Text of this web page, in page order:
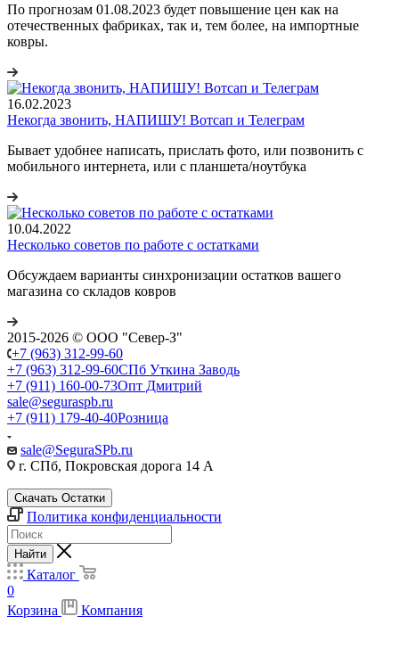
По прогнозам 01.08.2023 будет повышение цен как на
отечественных фабриках, так и, тем более, на импортные
ковры.
16.02.2023
Некогда звонить, НАПИШУ! Вотсап и Телеграм
Бывает удобнее написать, прислать фото, или позвонить с
мобильного интернета, или с планшета/ноутбука
10.04.2022
Несколько советов по работе с остатками
Обсуждаем варианты синхронизации остатков вашего
магазина со складов ковров
2015-2026 © ООО "Север-З"
+7 (963) 312-99-60
+7 (963) 312-99-60СПб Уткина Заводь
+7 (911) 160-00-73Опт Дмитрий
sale@seguraspb.ru
+7 (911) 179-40-40Розница
sale@SeguraSPb.ru
г. СПб, Покровская дорога 14 А
Скачать Остатки
Политика конфиденциальности
Найти
Каталог
0
Корзина
Компания